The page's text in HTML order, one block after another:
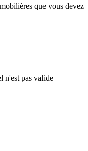
que vous devez
n'est pas valide